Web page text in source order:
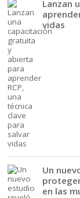
Lanzan
vidas
Un
en las